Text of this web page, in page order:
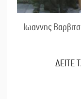
Ιωαννης
ΔΕΙΤΕ